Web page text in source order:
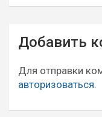
Навигация
по
записям
Добавить
Для отправки
авторизоваться.